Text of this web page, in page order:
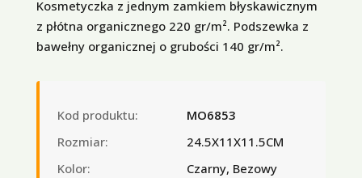
Kosmetyczka z jednym zamkiem błyskawicznym
z płótna organicznego 220 gr/m². Podszewka z
bawełny organicznej o grubości 140 gr/m².
Kod produktu:
MO6853
Rozmiar:
24.5X11X11.5CM
Kolor:
Czarny, Bezowy